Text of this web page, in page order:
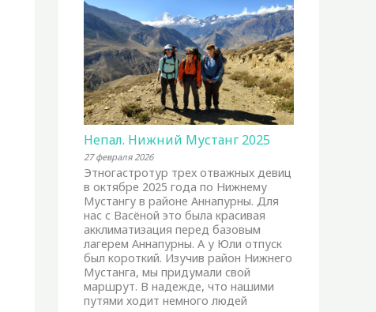
Непал. Нижний Мустанг 2025
27 февраля 2026
Этногастротур трех отважных девиц
в октябре 2025 года по Нижнему
Мустангу в районе Аннапурны. Для
нас с Васёной это была красивая
акклиматизация перед базовым
лагерем Аннапурны. А у Юли отпуск
был короткий. Изучив район Нижнего
Мустанга, мы придумали свой
маршрут. В надежде, что нашими
путями ходит немного людей